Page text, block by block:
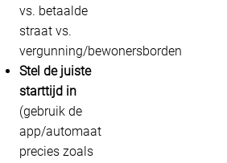
vs. betaalde
straat vs.
vergunning/bewonersborden
Stel de juiste
starttijd in
(gebruik de
app/automaat
precies zoals